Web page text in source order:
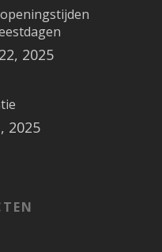
2025
2025